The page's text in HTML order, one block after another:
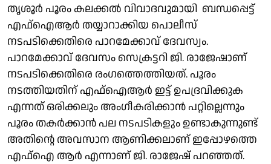
തൃശൂർ പൂരം കലക്കൽ വിവാദവുമായി ബന്ധപ്പെട്ട്
എഫ്ഐആർ തയ്യാറാക്കിയ പൊലീസ്
നടപടിക്കെതിരെ പാറമേക്കാവ് ദേവസ്വം.
പാറമേക്കാവ് ദേവസം സെക്രട്ടറി ജി. രാജേഷാണ്
നടപടിക്കെതിരെ രംഗത്തെത്തിയത്. പൂരം
നടത്തിയതിന് എഫ്ഐആർ ഇട്ട് ഉപദ്രവിക്കുക
എന്നത് ഒരിക്കലും അംഗീകരിക്കാൻ പറ്റില്ലെന്നും
പൂരം തകർക്കാൻ പല നടപടികളും ഉണ്ടാകുന്നുണ്ട്
അതിൻ്റെ അവസാന ആണിക്കലാണ് ഇപ്പോഴത്തെ
എഫ്ഐ ആർ എന്നാണ് ജി. രാജേഷ് പറഞ്ഞത്.